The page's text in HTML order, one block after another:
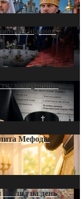
сніданок
хто зупинив
Мефодія
погляд на день